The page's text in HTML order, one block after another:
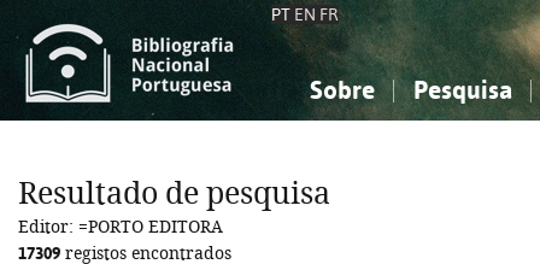
PT EN FR
Sobre Pesquisa
Ciências sociais...
Ciências sociais...
Resultado de pesquisa
Editor: =PORTO EDITORA
17309 registos encontrados